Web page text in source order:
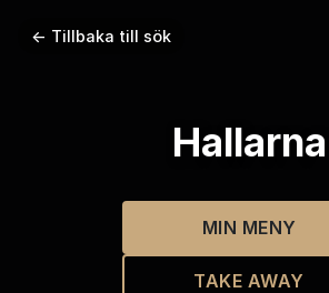
← Tillbaka till sök
Hallarna
MIN MENY
TAKE AWAY